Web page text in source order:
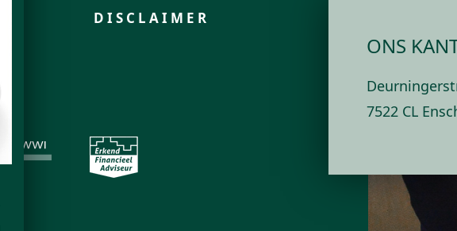
DISCLAIMER
ONS
7522 CL